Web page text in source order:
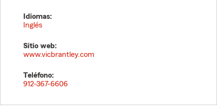
Idiomas:
Inglés
Sitio web:
www.vicbrantley.com
Teléfono:
912-367-6606